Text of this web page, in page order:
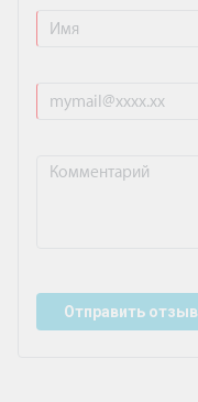
Отправить отзыв